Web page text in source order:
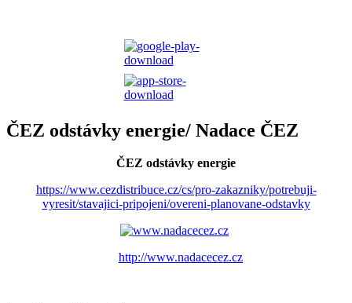
ČEZ odstávky energie/ Nadace ČEZ
ČEZ odstávky energie
https://www.cezdistribuce.cz/cs/pro-zakazniky/potrebuji-
vyresit/stavajici-pripojeni/overeni-planovane-odstavky
http://www.nadacecez.cz